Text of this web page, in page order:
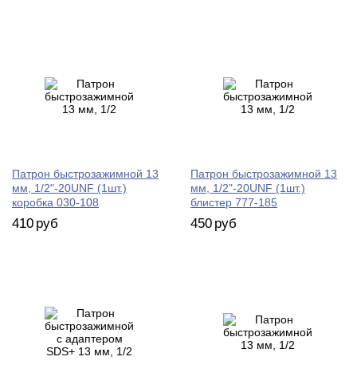
Патрон быстрозажимной 13
мм, 1/2"-20UNF (1шт.)
коробка 030-108
410 руб
Патрон быстрозажимной 13
мм, 1/2"-20UNF (1шт.)
блистер 777-185
450 руб